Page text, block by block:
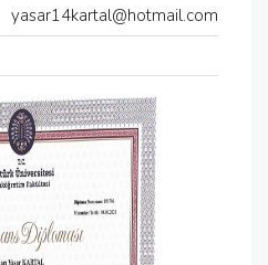
yasar14kartal@hotmail.com